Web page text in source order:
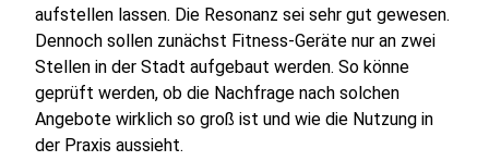
aufstellen lassen. Die Resonanz sei sehr gut gewesen.
Dennoch sollen zunächst Fitness-Geräte nur an zwei
Stellen in der Stadt aufgebaut werden. So könne
geprüft werden, ob die Nachfrage nach solchen
Angebote wirklich so groß ist und wie die Nutzung in
der Praxis aussieht.